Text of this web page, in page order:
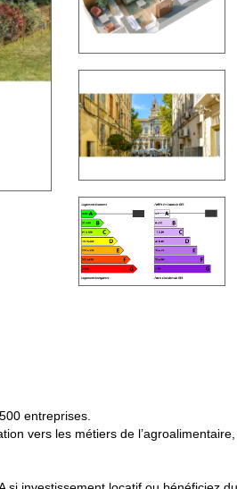
entreprises.
vers les métiers de